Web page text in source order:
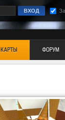
КАРТЫ ФОРУМ